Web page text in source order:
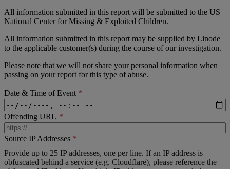
All information submitted in this report will be submitted to the US
National Center for Missing & Exploited Children.
All information submitted in this report may be supplied by Linode
to the applicable customer(s) during the course of our investigation.
Please note that we will not share your personal information when
passing on your report for this type of abuse.
Date & Time of Event
Offending URL
Source IP Addresses
Provide up to 25 IP addresses, one per line. If an IP address is
obfuscated behind a service (e.g. Cloudflare), please reference the